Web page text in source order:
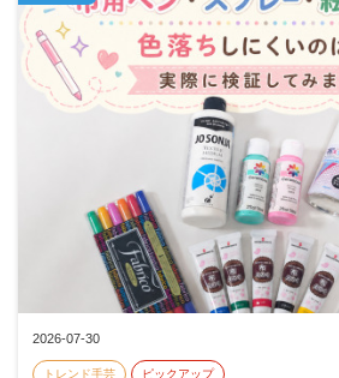
2026-07-30
トレンド手芸 ピックアップ